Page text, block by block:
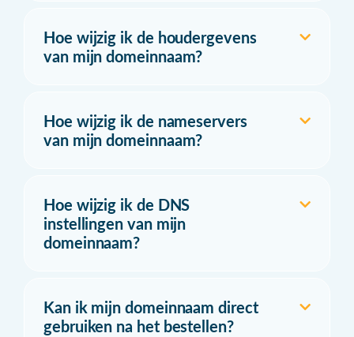
Hoe wijzig ik de houdergevens
van mijn domeinnaam?
Hoe wijzig ik de nameservers
van mijn domeinnaam?
Hoe wijzig ik de DNS
instellingen van mijn
domeinnaam?
Kan ik mijn domeinnaam direct
gebruiken na het bestellen?